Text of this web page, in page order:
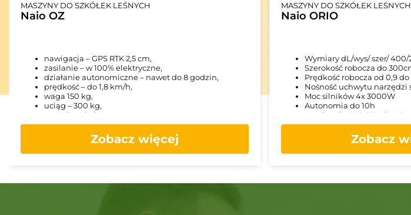
MASZYNY DO SZKÓŁEK LEŚNYCH
Naio OZ
nawigacja – GPS RTK 2,5 cm,
zasilanie – w 100% elektryczne,
działanie autonomiczne – nawet do 8 godzin,
prędkość – do 1,8 km/h,
waga 150 kg,
uciąg – 300 kg,
napęd – 4 koła,
średni wskaźnik pracy – 1000 m2 na godzinę,
wymiary (d x sz x w) – 130 cm x 47 cm x 83 cm,
Zobacz więcej
MASZYNY DO SZKÓŁEK LEŚNYCH
Naio ORIO
Wymiary dL/wys/ szer/
Szerokość robocza do
Prędkość robocza od 0,9 do
Nośność uchwytu narzędzi
Moc silników 4x 3000W
Autonomia do 10h
Nawigacja GPS RTK do 2,5cm
Zobacz